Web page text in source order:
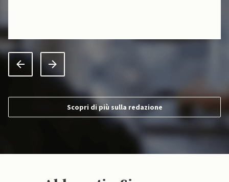
Scopri di più sulla redazione